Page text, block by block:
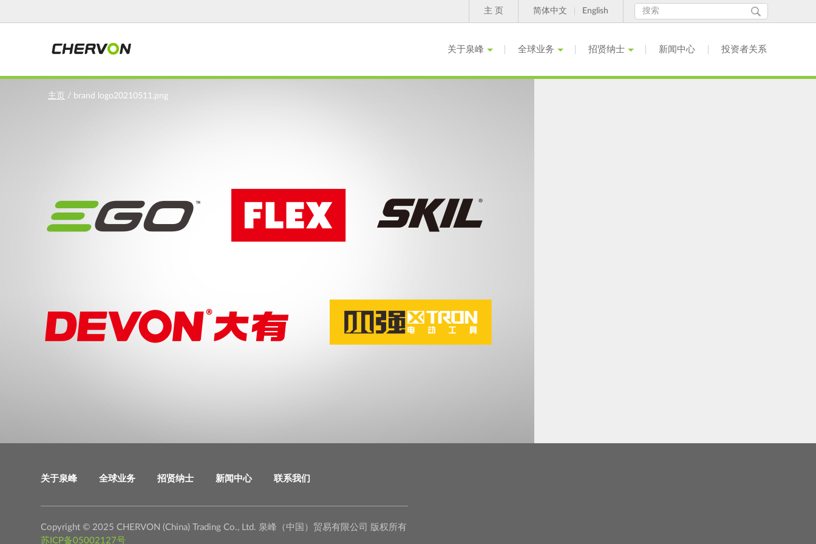
简体中文 English
主 页
关于泉峰 全球业务 招贤纳士 新闻中心 投资者关系
Search
搜
索
You
主页 / brand logo20210511.png
关于泉峰 全球业务 招贤纳士 新闻中心 联系我们
Copyright © 2025 CHERVON (China) Trading Co., Ltd. 泉峰（中国）贸易有限公司 版权所有
苏ICP备05002127号